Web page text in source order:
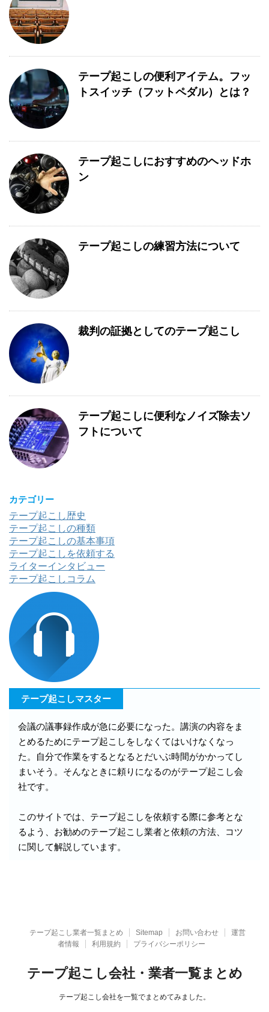
テープ起こしの便利アイテム。フッ
トスイッチ（フットペダル）とは？
テープ起こしにおすすめのヘッドホ
ン
テープ起こしの練習方法について
裁判の証拠としてのテープ起こし
テープ起こしに便利なノイズ除去ソ
フトについて
カテゴリー
テープ起こし歴史
テープ起こしの種類
テープ起こしの基本事項
テープ起こしを依頼する
ライターインタビュー
テープ起こしコラム
テープ起こしマスター
会議の議事録作成が急に必要になった。講演の内容をま
とめるためにテープ起こしをしなくてはいけなくなっ
た。自分で作業をするとなるとだいぶ時間がかかってし
まいそう。そんなときに頼りになるのがテープ起こし会
社です。
このサイトでは、テープ起こしを依頼する際に参考とな
るよう、お勧めのテープ起こし業者と依頼の方法、コツ
に関して解説しています。
テープ起こし業者一覧まとめ Sitemap お問い合わせ
運営
者情報
利用規約 プライバシーポリシー
テープ起こし会社・業者一覧まとめ
テープ起こし会社を一覧でまとめてみました。